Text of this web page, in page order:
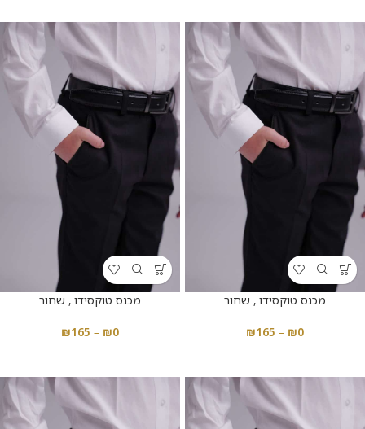
מכנס טוקסידו , שחור
₪0
–
₪165
מכנס טוקסידו , שחור
₪0
–
₪165